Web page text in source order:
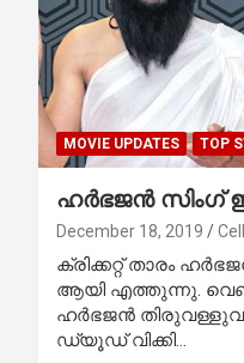
MOVIE UPDATES TOP
ഹര്‍ഭജന്‍ സിംഗ്
December 18, 2019
ക്രിക്കറ്റ് താരം
ആയി എത്തുന്നു. വെബ്
ഹര്‍ഭജന്‍
ഡ്യൂഡ് വിക്കി…